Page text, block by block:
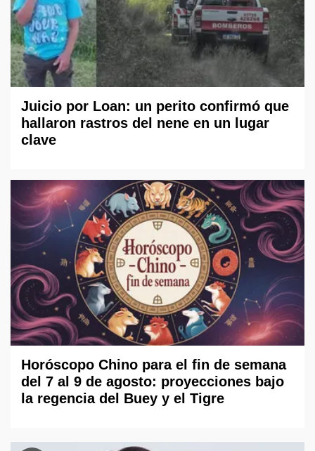
Juicio por Loan: un perito confirmó que
hallaron rastros del nene en un lugar
clave
Horóscopo Chino para el fin de semana
del 7 al 9 de agosto: proyecciones bajo
la regencia del Buey y el Tigre